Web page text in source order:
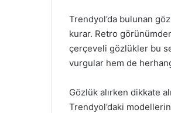
Trendyol’da bulunan
kurar. Retro
çerçeveli gözlükler bu
vurgular hem de
Gözlük alırken dikkate
Trendyol’daki